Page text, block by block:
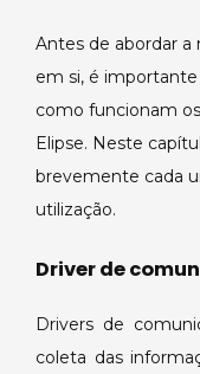
Antes de abordar
em si, é
como funcionam
Elipse. Neste
brevemente cada
utilização.
Driver de
Drivers de
coleta das